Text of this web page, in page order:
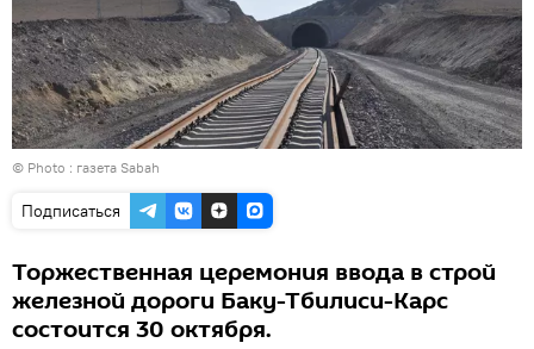
© Photo : газета Sabah
Подписаться
Торжественная церемония ввода в строй
железной дороги Баку-Тбилиси-Карс
состоится 30 октября.